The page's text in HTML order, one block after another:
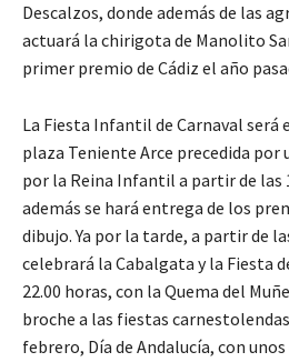
Descalzos, donde además de las
actuará la chirigota de Manolito
primer premio de Cádiz el año
La Fiesta Infantil de Carnaval será
plaza Teniente Arce precedida por
por la Reina Infantil a partir de las
además se hará entrega de los
dibujo. Ya por la tarde, a partir de
celebrará la Cabalgata y la Fiesta
22.00 horas, con la Quema del
broche a las fiestas
febrero, Día de Andalucía, con